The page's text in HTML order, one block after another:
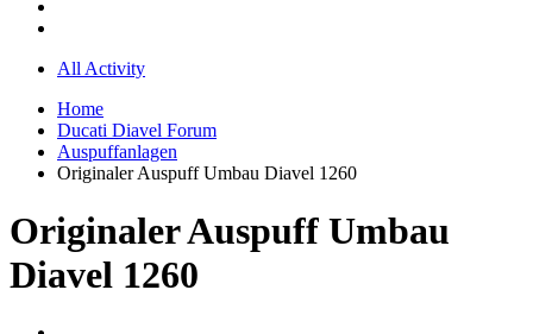
All Activity
Home
Ducati Diavel Forum
Auspuffanlagen
Originaler Auspuff Umbau Diavel 1260
Originaler Auspuff Umbau
Diavel 1260